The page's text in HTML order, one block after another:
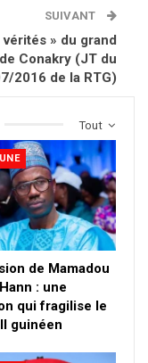
SUIVANT
vérités » du grand
Conakry (JT du
2016 de la RTG)
Tout
de Mamadou
: une
qui fragilise le
guinéen